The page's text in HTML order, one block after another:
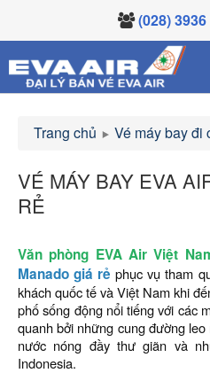
(028)
Trang chủ Vé máy bay đi
VÉ MÁY BAY EVA
RẺ
Văn phòng EVA Air Việt
Manado giá rẻ phục vụ tham
khách quốc tế và Việt Nam khi
phố sống động nổi tiếng với các
quanh bởi những cung đường
nước nóng đầy thư giãn và
Indonesia.